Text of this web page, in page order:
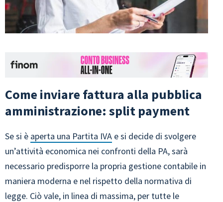
Come inviare fattura alla pubblica
amministrazione: split payment
Se si è aperta una Partita IVA e si decide di svolgere
un’attività economica nei confronti della PA, sarà
necessario predisporre la propria gestione contabile in
maniera moderna e nel rispetto della normativa di
legge. Ciò vale, in linea di massima, per tutte le